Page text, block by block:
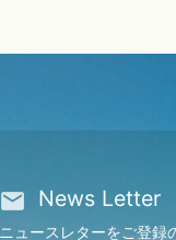
News Letter
ニュースレターをご登録